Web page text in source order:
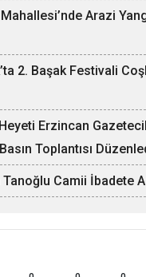
Arazi
2. Başak Festivali
Erzincan
Toplantısı
Camii İbadete